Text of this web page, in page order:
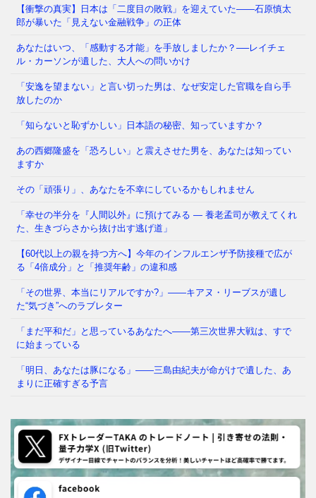
てしまう——そんな経験、⇒ 続きを読む
は、いったい何だと思いますか？ 生まれ持った性格
「当たり前」でした。鍵を⇒ 続きを読む
【衝撃の真実】日本は「二度目の敗戦」を迎えていた――石原慎太
郎が暴いた「見えない金融戦争」の正体
あなたはいつ、「感動する才能」を手放しましたか？──レイチェ
ル・カーソンが遺した、大人への問いかけ
「安逸を望まない」と言い切った男は、なぜ安定した官職を自ら手
放したのか
「知らないと恥ずかしい」日本語の秘密、知っていますか？
あの西郷隆盛を「恐ろしい」と震えさせた男を、あなたは知ってい
ますか
その「頑張り」、あなたを不幸にしているかもしれません
「幸せの半分を『人間以外』に預けてみる ― 養老孟司が教えてくれ
た、生きづらさから抜け出す逃げ道」
【60代以上の親を持つ方へ】今年のインフルエンザ予防接種で広が
る「4倍成分」と「推奨年齢」の違和感
「その世界、本当にリアルですか?」——キアヌ・リーブスが遺し
た“気づき”へのラブレター
「まだ平和だ」と思っているあなたへ——第三次世界大戦は、すで
に始まっている
「明日、あなたは豚になる」——三島由紀夫が命がけで遺した、あ
まりに正確すぎる予言